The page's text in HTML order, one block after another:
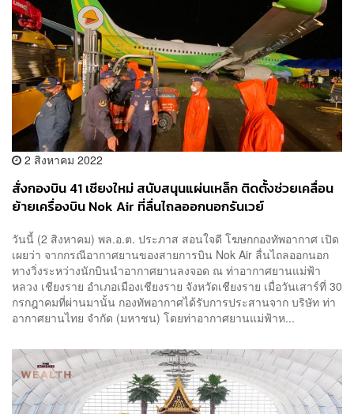
2 สิงหาคม 2022
สั่งกองบิน 41 เชียงใหม่ สนับสนุนแผ่นเหล็ก ติดตั้งช่วยเคลื่อน
ย้ายเครื่องบิน Nok Air ที่ลื่นไถลออกนอกรันเวย์
วันนี้ (2 สิงหาคม) พล.อ.ต. ประภาส สอนใจดี โฆษกกองทัพอากาศ เปิด
เผยว่า จากกรณีอากาศยานของสายการบิน Nok Air ลื่นไถลออกนอก
ทางวิ่งระหว่างนักบินนำอากาศยานลงจอด ณ ท่าอากาศยานแม่ฟ้า
หลวง เชียงราย อำเภอเมืองเชียงราย จังหวัดเชียงราย เมื่อวันเสาร์ที่ 30
กรกฎาคมที่ผ่านมานั้น กองทัพอากาศได้รับการประสานจาก บริษัท ท่า
อากาศยานไทย จำกัด (มหาชน) โดยท่าอากาศยานแม่ฟ้าห...